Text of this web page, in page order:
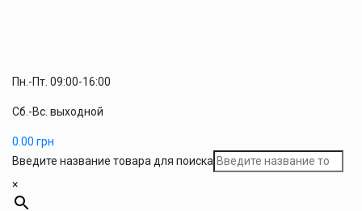
Пн.-Пт. 09:00-16:00
Сб.-Вс. выходной
0.00 грн
Введите название товара для поиска
×